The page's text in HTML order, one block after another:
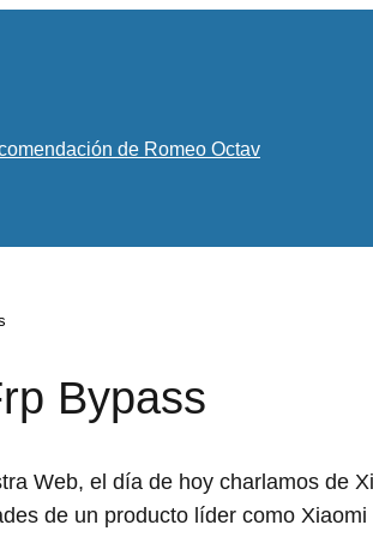
de Romeo Octav
Bypass
Web, el día de hoy charlamos de
de un producto líder como